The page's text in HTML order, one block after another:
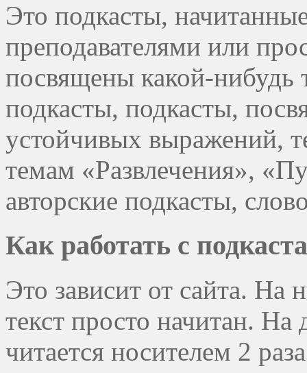
Это подкасты,
преподавателями или
посвящены какой-нибудь
подкасты, подкасты,
устойчивых выражений,
темам «Развлечения»,
авторские подкасты,
Как работать с
Это зависит от сайта. На
текст просто начитан.
читается носителем 2